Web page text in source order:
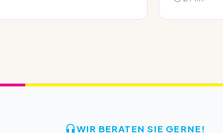
WIR BERATEN SIE GERNE!